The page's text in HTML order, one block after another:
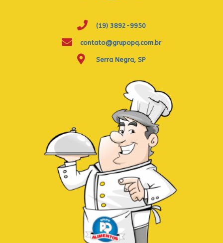
(19) 3892-9950
contato@grupopq.com.br
Serra Negra, SP